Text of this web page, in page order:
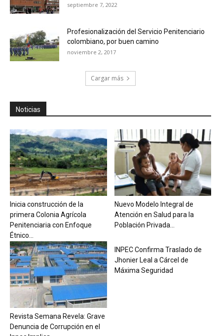
septiembre 7, 2022
Profesionalización del Servicio Penitenciario
colombiano, por buen camino
noviembre 2, 2017
Cargar más
Noticias
Inicia construcción de la
primera Colonia Agrícola
Penitenciaria con Enfoque
Étnico...
Nuevo Modelo Integral de
Atención en Salud para la
Población Privada...
Revista Semana Revela: Grave
Denuncia de Corrupción en el
INPEC Confirma Traslado de
Jhonier Leal a Cárcel de
Máxima Seguridad